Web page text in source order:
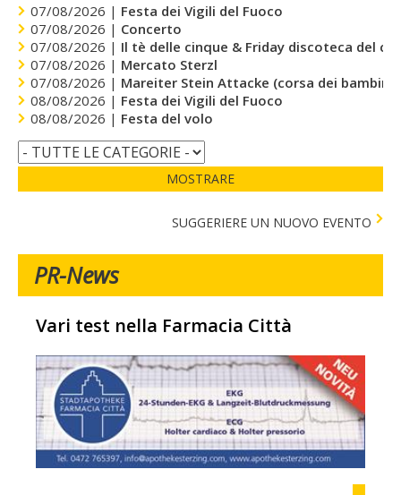
07/08/2026 | Festa dei Vigili del Fuoco
07/08/2026 | Concerto
07/08/2026 | Il tè delle cinque & Friday discoteca del
07/08/2026 | Mercato Sterzl
07/08/2026 | Mareiter Stein Attacke (corsa dei bambini)
08/08/2026 | Festa dei Vigili del Fuoco
08/08/2026 | Festa del volo
MOSTRARE
SUGGERIERE UN NUOVO EVENTO
PR-News
Vari test nella Farmacia Città